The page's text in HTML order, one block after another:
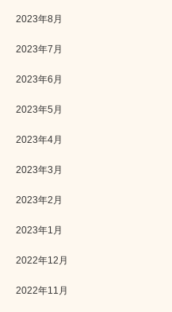
2023年8月
2023年7月
2023年6月
2023年5月
2023年4月
2023年3月
2023年2月
2023年1月
2022年12月
2022年11月